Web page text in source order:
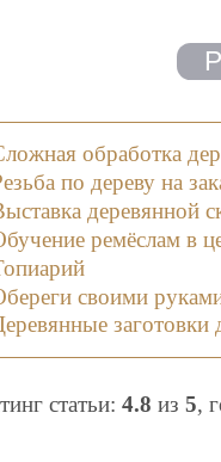
обработка
по дереву на
деревянной
ремёслам в
своими
заготовки
статьи: 4.8 из 5,